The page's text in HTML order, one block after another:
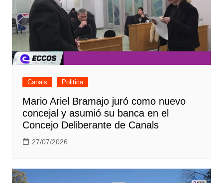
Canals Politica
Mario Ariel Bramajo juró como nuevo
concejal y asumió su banca en el
Concejo Deliberante de Canals
27/07/2026